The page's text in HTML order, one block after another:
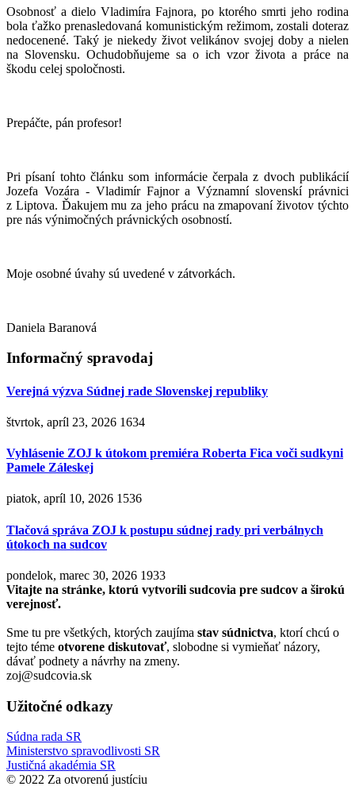
Osobnosť a dielo Vladimíra Fajnora, po ktorého smrti jeho rodina
bola ťažko prenasledovaná komunistickým režimom, zostali doteraz
nedocenené. Taký je niekedy život velikánov svojej doby a nielen
na Slovensku. Ochudobňujeme sa o ich vzor života a práce na
škodu celej spoločnosti.
Prepáčte, pán profesor!
Pri písaní tohto článku som informácie čerpala z dvoch publikácií
Jozefa Vozára - Vladimír Fajnor a Významní slovenskí právnici
z Liptova. Ďakujem mu za jeho prácu na zmapovaní životov týchto
pre nás výnimočných právnických osobností.
Moje osobné úvahy sú uvedené v zátvorkách.
Daniela Baranová
Informačný spravodaj
Verejná výzva Súdnej rade Slovenskej republiky
štvrtok, apríl 23, 2026 1634
Vyhlásenie ZOJ k útokom premiéra Roberta Fica voči sudkyni
Pamele Záleskej
piatok, apríl 10, 2026 1536
Tlačová správa ZOJ k postupu súdnej rady pri verbálnych
útokoch na sudcov
pondelok, marec 30, 2026 1933
Vitajte na stránke, ktorú vytvorili sudcovia pre sudcov a širokú
verejnosť.
Sme tu pre všetkých, ktorých zaujíma stav súdnictva, ktorí chcú o
tejto téme otvorene diskutovať, slobodne si vymieňať názory,
dávať podnety a návrhy na zmeny.
zoj@sudcovia.sk
Užitočné odkazy
Súdna rada SR
Ministerstvo spravodlivosti SR
Justičná akadémia SR
© 2022 Za otvorenú justíciu